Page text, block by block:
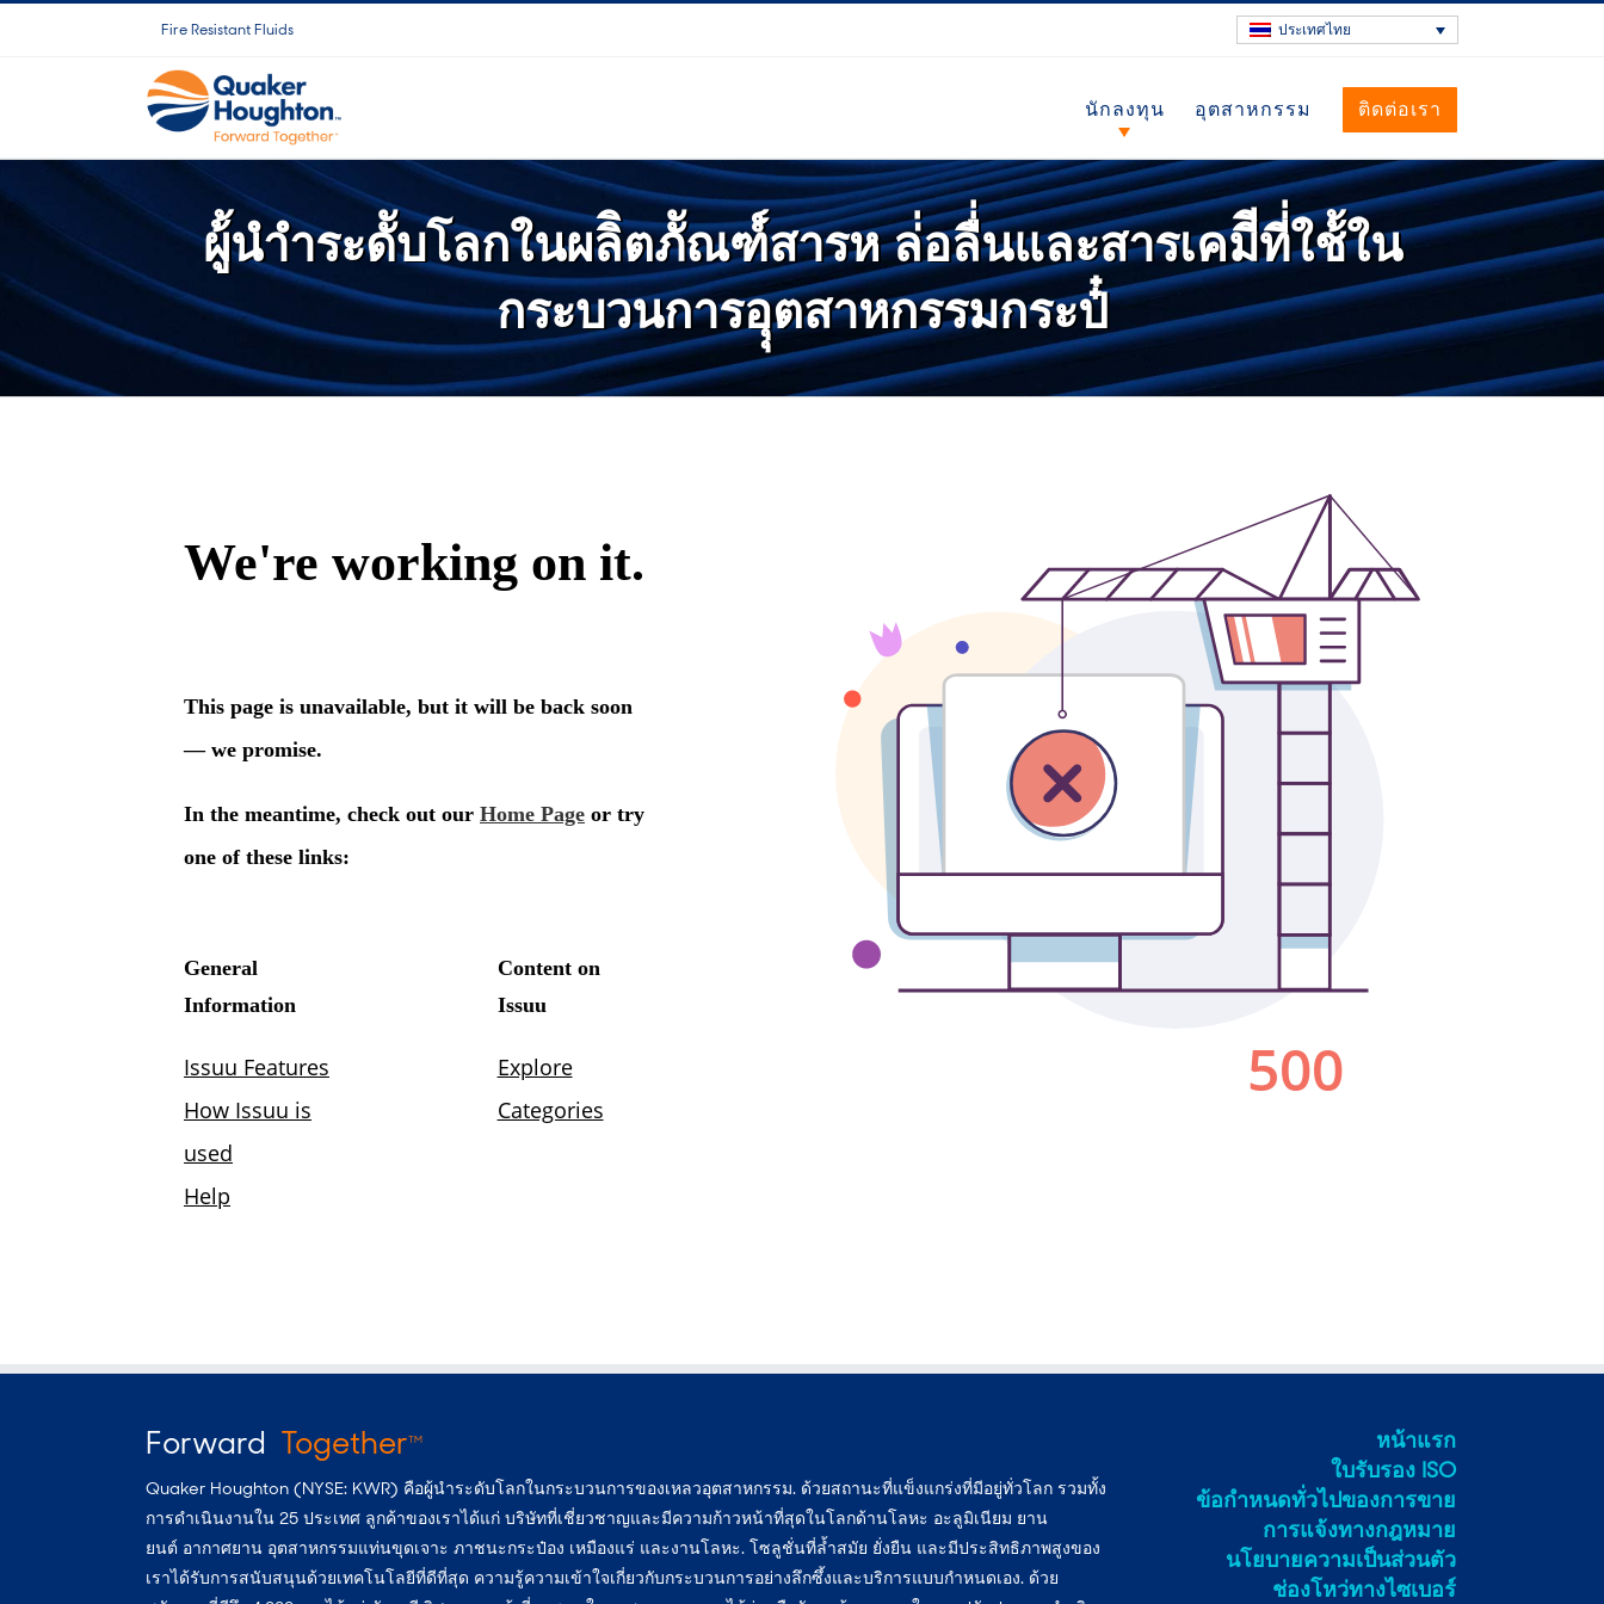
Fire Resistant Fluids ประเทศไทย
นักลงทุน อุตสาหกรรม ติดต่อเรา
ผู้้นำำระดัับโลกในผลิิตภััณฑ์์สารห ล่่อลื่่นและสารเคมีีที่่ใช้้ใน
กระบวนการอุุตสาหกรรมกระป๋๋
Forward TogetherTM
Quaker Houghton (NYSE: KWR) คือผู้นำระดับโลกในกระบวนการของเหลวอุตสาหกรรม. ด้วยสถานะที่แข็งแกร่งที่มีอยู่ทั่วโลก รวมทั้ง
การดำเนินงานใน 25 ประเทศ ลูกค้าของเราได้แก่ บริษัทที่เชี่ยวชาญและมีความก้าวหน้าที่สุดในโลกด้านโลหะ อะลูมิเนียม ยาน
ยนต์ อากาศยาน อุตสาหกรรมแท่นขุดเจาะ ภาชนะกระป๋อง เหมืองแร่ และงานโลหะ. โซลูชั่นที่ล้ำสมัย ยั่งยืน และมีประสิทธิภาพสูงของ
เราได้รับการสนับสนุนด้วยเทคโนโลยีที่ดีที่สุด ความรู้ความเข้าใจเกี่ยวกับกระบวนการอย่างลึกซึ้งและบริการแบบกำหนดเอง. ด้วย
หน้าแรก
ใบรับรอง ISO
ข้อกําหนดทั่วไปของการขาย
การแจ้งทางกฎหมาย
นโยบายความเป็นส่วนตัว
ช่องโหว่ทางไซเบอร์